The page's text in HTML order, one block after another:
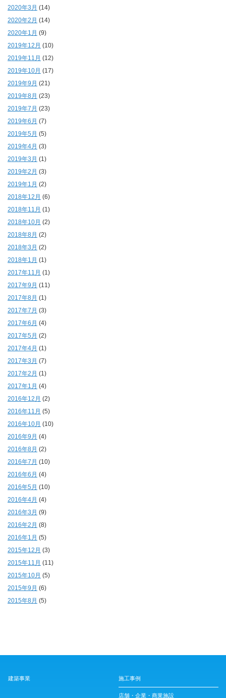
2020年3月 (14)
2020年2月 (14)
2020年1月 (9)
2019年12月 (10)
2019年11月 (12)
2019年10月 (17)
2019年9月 (21)
2019年8月 (23)
2019年7月 (23)
2019年6月 (7)
2019年5月 (5)
2019年4月 (3)
2019年3月 (1)
2019年2月 (3)
2019年1月 (2)
2018年12月 (6)
2018年11月 (1)
2018年10月 (2)
2018年8月 (2)
2018年3月 (2)
2018年1月 (1)
2017年11月 (1)
2017年9月 (11)
2017年8月 (1)
2017年7月 (3)
2017年6月 (4)
2017年5月 (2)
2017年4月 (1)
2017年3月 (7)
2017年2月 (1)
2017年1月 (4)
2016年12月 (2)
2016年11月 (5)
2016年10月 (10)
2016年9月 (4)
2016年8月 (2)
2016年7月 (10)
2016年6月 (4)
2016年5月 (10)
2016年4月 (4)
2016年3月 (9)
2016年2月 (8)
2016年1月 (5)
2015年12月 (3)
2015年11月 (11)
2015年10月 (5)
2015年9月 (6)
2015年8月 (5)
建築事業 施工事例
店舗・企業・商業施設